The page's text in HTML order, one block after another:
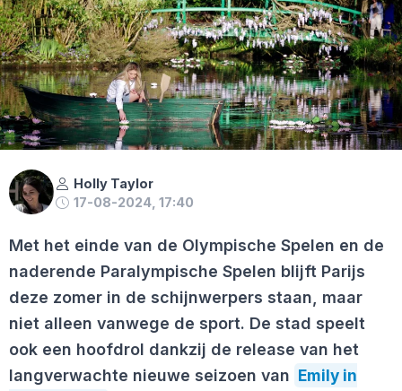
Holly Taylor
17-08-2024, 17:40
Met het einde van de Olympische Spelen en de
naderende Paralympische Spelen blijft Parijs
deze zomer in de schijnwerpers staan, maar
niet alleen vanwege de sport. De stad speelt
ook een hoofdrol dankzij de release van het
langverwachte nieuwe seizoen van Emily in